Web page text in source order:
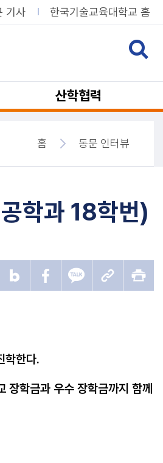
기사 한국기술교육대학교 홈
산학협력
홈 동문 인터뷰
학과 18학번)
학한다.
학금과 우수 장학금까지 함께